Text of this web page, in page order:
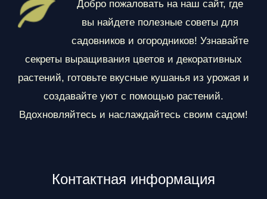
л
Добро пожаловать на наш сайт, где
вы найдете полезные советы для
садовников и огородников! Узнавайте
секреты выращивания цветов и декоративных
растений, готовьте вкусные кушанья из урожая и
создавайте уют с помощью растений.
Вдохновляйтесь и наслаждайтесь своим садом!
Контактная информация